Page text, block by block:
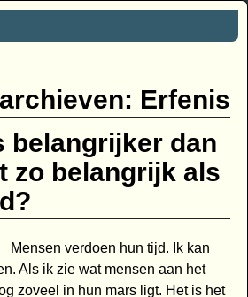
Erfenis
belangrijker dan
zo belangrijk als
Mensen verdoen hun tijd. Ik kan
Als ik zie wat mensen aan het
zoveel in hun mars ligt. Het is het